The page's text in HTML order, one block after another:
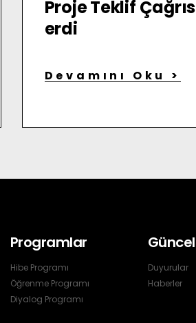
Proje Teklif
erdi
Devamını Oku >
Programlar
Hibe Programı
Öğrenme Programı
Diyalog Programı
Güncel
Duyurular
Haberler